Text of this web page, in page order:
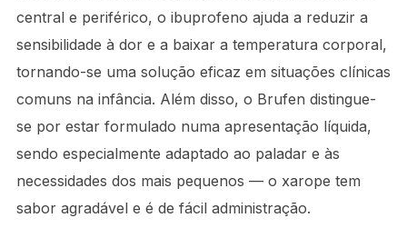
central e periférico, o ibuprofeno ajuda a reduzir a
sensibilidade à dor e a baixar a temperatura corporal,
tornando-se uma solução eficaz em situações clínicas
comuns na infância. Além disso, o Brufen distingue-
se por estar formulado numa apresentação líquida,
sendo especialmente adaptado ao paladar e às
necessidades dos mais pequenos — o xarope tem
sabor agradável e é de fácil administração.